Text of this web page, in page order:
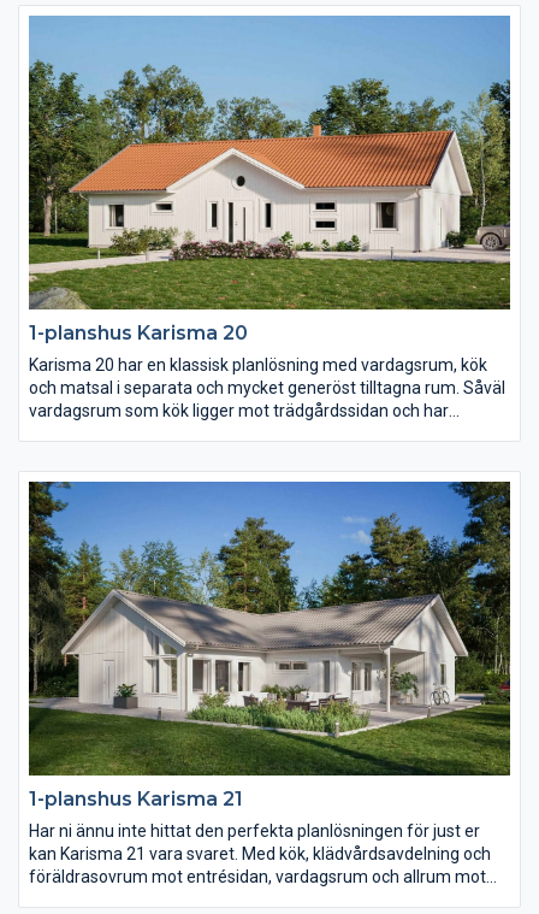
en egen passage ligger de två barn- och ungdomssovrummen
1-planshus Karisma 20
Karisma 20 har en klassisk planlösning med vardagsrum, kök
och matsal i separata och mycket generöst tilltagna rum. Såväl
vardagsrum som kök ligger mot trädgårdssidan och har
fån carport eller garage.
1-planshus Karisma 21
Har ni ännu inte hittat den perfekta planlösningen för just er
kan Karisma 21 vara svaret. Med kök, klädvårdsavdelning och
föräldrasovrum mot entrésidan, vardagsrum och allrum mot